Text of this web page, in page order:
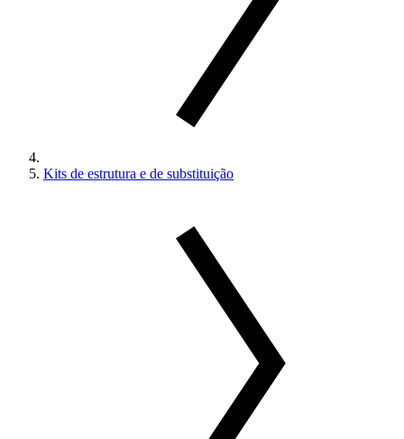
Kits de estrutura e de substituição